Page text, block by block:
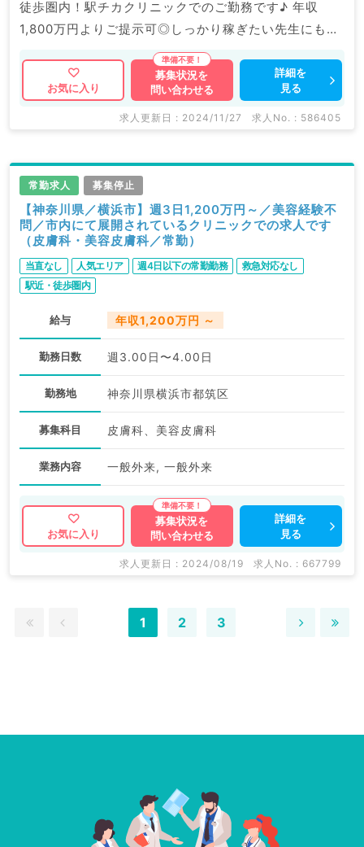
徒歩圏内！駅チカクリニックでのご勤務です♪ 年収
1,800万円よりご提示可◎しっかり稼ぎたい先生にもお
ニックなどの医療機関求人はもちろんのこと、 掲載情
報以外にも産業医等の企業系求人も多数扱っています。
求人内容の詳細等はお気軽にお問合せ下さい。
お気に入り
募集状況を
問い合わせる
詳細を
見る
求人更新日 : 2024/11/27 求人No. : 586405
常勤求人 募集停止
【神奈川県／横浜市】週3日1,200万円～／美容経験不
問／市内にて展開されているクリニックでの求人です
（皮膚科・美容皮膚科／常勤）
当直なし 人気エリア 週4日以下の常勤勤務
救急対応なし
駅近・徒歩圏内
給与 年収1,200万円 ～
勤務日数 週3.00日〜4.00日
勤務地 神奈川県横浜市都筑区
募集科目 皮膚科、美容皮膚科
業務内容 一般外来, 一般外来
お気に入り
募集状況を
問い合わせる
詳細を
見る
求人更新日 : 2024/08/19 求人No. : 667799
1 2 3